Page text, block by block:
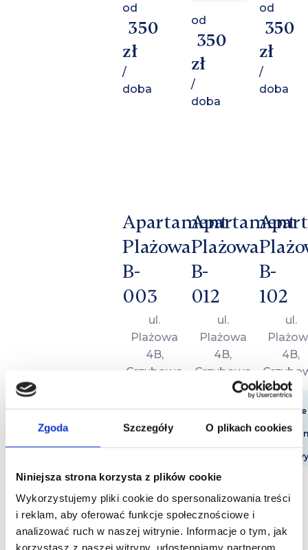
Zgoda Szczegóły O plikach cookies
Niniejsza strona korzysta z plików cookie
Wykorzystujemy pliki cookie do spersonalizowania treści
i reklam, aby oferować funkcje społecznościowe i
analizować ruch w naszej witrynie. Informacje o tym, jak
korzystasz z naszej witryny, udostępniamy partnerom
od
350
zł
/
doba
od
350
zł
/
doba
od
350
zł
/
doba
Apartament
Plażowa
B-
003
ul.
Plażowa
4B,
Grzybowo
Parter
Taras
od
350
zł
/
Apartament
Plażowa
B-
012
ul.
Plażowa
4B,
Grzybowo
Taras
od
350
zł
/
B-
102
ul.
4B,
36 m2
2 pokoje
1 piętro
350
zł